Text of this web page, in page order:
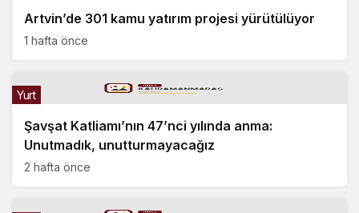
Artvin’de 301 kamu yatırım projesi yürütülüyor
1 hafta önce
Şavşat Katliamı’nın 47’nci yılında anma:
Unutmadık, unutturmayacağız
Yurt
2 hafta önce